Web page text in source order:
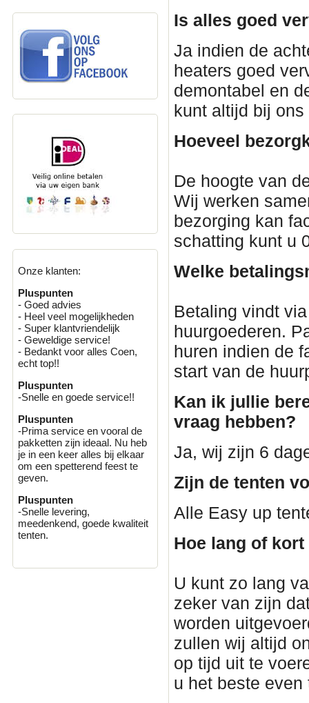
Onze klanten:
Pluspunten
- Goed advies
- Heel veel mogelijkheden
- Super klantvriendelijk
- Geweldige service!
- Bedankt voor alles Coen,
echt top!!
Pluspunten
-Snelle en goede service!!
Pluspunten
-Prima service en vooral de
pakketten zijn ideaal. Nu heb
je in een keer alles bij elkaar
om een spetterend feest te
geven.
Pluspunten
-Snelle levering,
meedenkend, goede kwaliteit
tenten.
Is alles goed
Ja indien de
heaters goed
demontabel en
kunt altijd bij
Hoeveel
De hoogte van
Wij werken
bezorging kan
schatting kunt u
Welke
Betaling vindt
huurgoederen.
huren indien de
start van de
Kan ik jullie
vraag hebben?
Ja, wij zijn 6
Zijn de tenten
Alle Easy up
Hoe lang of
U kunt zo lang
zeker van zijn
worden
zullen wij altijd
op tijd uit te
u het beste